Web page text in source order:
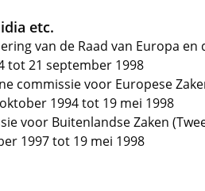
etc.
van de Raad van Europa en
tot 21 september 1998
commissie voor Europese
1994 tot 19 mei 1998
voor Buitenlandse Zaken
1997 tot 19 mei 1998